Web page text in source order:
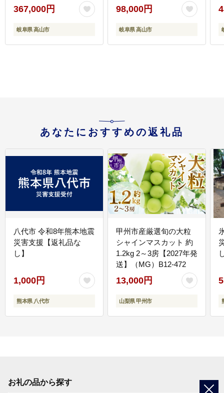
室 チェア イス インテリ
ア 飛騨高山 飛騨産業
(株) CG077
367,000円
岐阜県 高山市
食卓 木製 木製 天然木
無垢材 オシャレ 飛騨高
山 モアレ moare 柿下木
98,000円
岐阜県 高山市
あなたにおすすめの返礼品
八代市 令和8年熊本地震
災害支援【返礼品な
し】
1,000円
熊本県 八代市
甲州市産厳選旬の大粒
シャインマスカット 約
1.2kg 2～3房【2027年発
送】（MG）B12-472
13,000円
山梨県 甲州市
お礼の品から探す